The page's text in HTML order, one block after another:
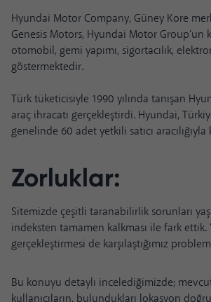
Hyundai Motor Company, Güney Kore
Genesis Motors, Hyundai Motor
otomobil, gemi yapımı, sigortacılık,
göstermektedir.
Türk tüketicisiyle 1990 yılında tanışan
araç ihracatı gerçekleştirdi. Hyundai,
genelinde 60 adet yetkili satıcı
Zorluklar:
Sitemizde çeşitli taranabilirlik sorunları
indeksten tamamen kalkması ile fark
gerçekleştirmesi de karşılaştığımız
Bu konuyu detaylı incelediğimizde;
kullanıcıların, bulundukları lokasyon